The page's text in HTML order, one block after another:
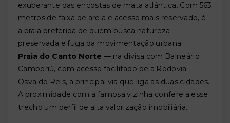
exuberante das encostas de mata atlântica. Com 563
metros de faixa de areia e acesso mais reservado, é
a praia preferida de quem busca natureza
preservada e fuga da movimentação urbana.
Praia do Canto Norte — na divisa com Balneário
Camboriú, com acesso facilitado pela Rodovia
Osvaldo Reis, a principal via que liga as duas cidades.
A proximidade com a famosa vizinha confere a esse
trecho um perfil de alta valorização imobiliária.